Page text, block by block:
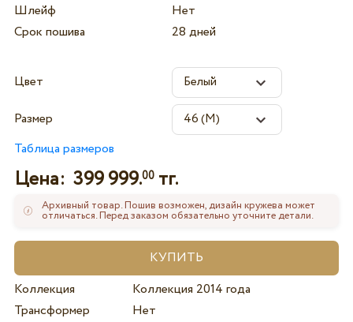
Шлейф
Нет
Срок пошива
28 дней
Цвет
Размер
Таблица размеров
Цена: 399 999.00тг.
Архивный товар. Пошив возможен, дизайн кружева может
отличаться. Перед заказом обязательно уточните детали.
Коллекция
Коллекция 2014 года
Трансформер
Нет